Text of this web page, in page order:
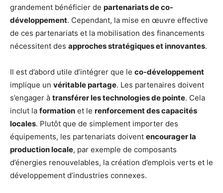
grandement bénéficier de partenariats de co-
développement. Cependant, la mise en œuvre effective
de ces partenariats et la mobilisation des financements
nécessitent des approches stratégiques et innovantes.
Il est d’abord utile d’intégrer que le co-développement
implique un véritable partage. Les partenaires doivent
s’engager à transférer les technologies de pointe. Cela
inclut la formation et le renforcement des capacités
locales. Plutôt que de simplement importer des
équipements, les partenariats doivent encourager la
production locale, par exemple de composants
d’énergies renouvelables, la création d’emplois verts et le
développement d’industries connexes.